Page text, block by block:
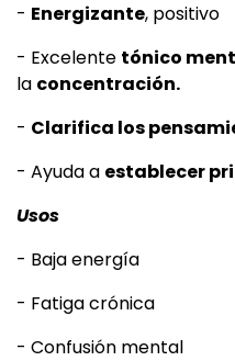
- Energizante, positivo
- Excelente tónico
la concentración.
- Clarifica los
- Ayuda a establecer
Usos
- Baja energía
- Fatiga crónica
- Confusión mental